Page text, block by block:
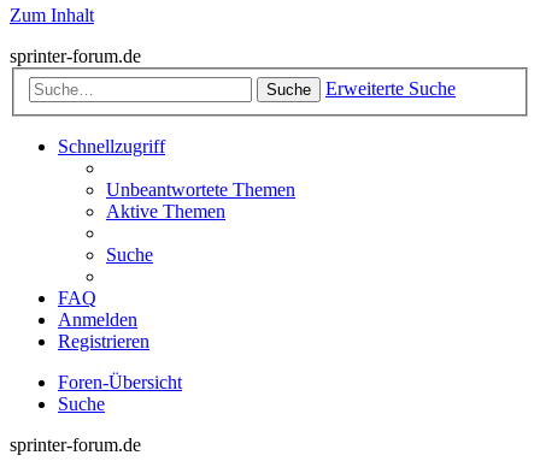
Zum Inhalt
sprinter-forum.de
Suche Erweiterte Suche
Schnellzugriff
Unbeantwortete Themen
Aktive Themen
Suche
FAQ
Anmelden
Registrieren
Foren-Übersicht
Suche
sprinter-forum.de